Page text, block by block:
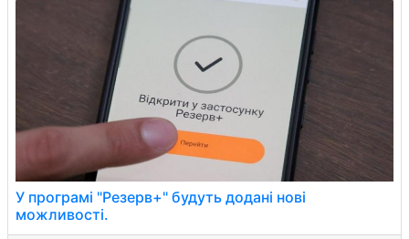
У програмі "Резерв+" будуть додані нові
можливості.